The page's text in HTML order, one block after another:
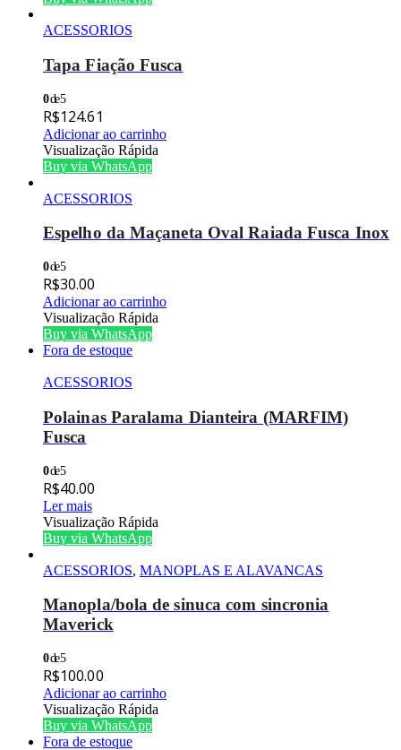
ACESSORIOS
Tapa Fiação Fusca
0de 5
R$124.61
Adicionar ao carrinho
Visualização Rápida
Buy via WhatsApp
ACESSORIOS
Espelho da Maçaneta Oval Raiada Fusca Inox
0de 5
R$30.00
Adicionar ao carrinho
Visualização Rápida
Buy via WhatsApp
Fora de estoque
ACESSORIOS
Polainas Paralama Dianteira (MARFIM)
Fusca
0de 5
R$40.00
Ler mais
Visualização Rápida
Buy via WhatsApp
ACESSORIOS, MANOPLAS E ALAVANCAS
Manopla/bola de sinuca com sincronia
Maverick
0de 5
R$100.00
Adicionar ao carrinho
Visualização Rápida
Buy via WhatsApp
Fora de estoque